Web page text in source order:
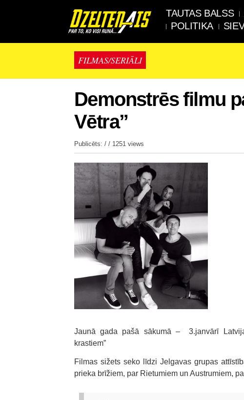
TAUTAS BALSS
POLITIKA
FILMAS/SERIĀLI
Demonstrēs filmu
Vētra”
Publicēts: / / 1251 views
Jaunā gada pašā sākumā – 3.janvārī
krastiem”
Filmas sižets seko līdzi Jelgavas grupas
prieka brīžiem, par Rietumiem un Austrumiem,